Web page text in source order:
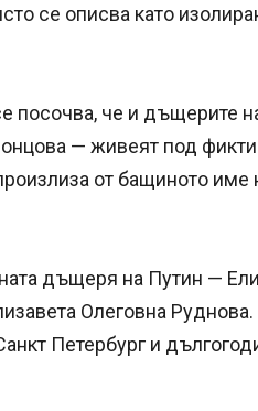
се описва като
посочва, че и дъщерите
— живеят под
от бащиното име
дъщеря на Путин —
Олеговна
Петербург и